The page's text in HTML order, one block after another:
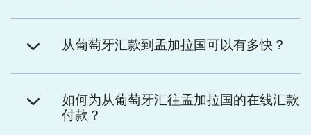
从葡萄牙汇款到孟加拉国可以有多快？
如何为从葡萄牙汇往孟加拉国的在线汇款
付款？